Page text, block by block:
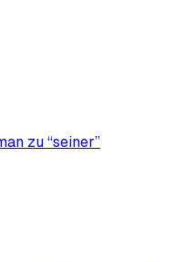
zu “seiner”